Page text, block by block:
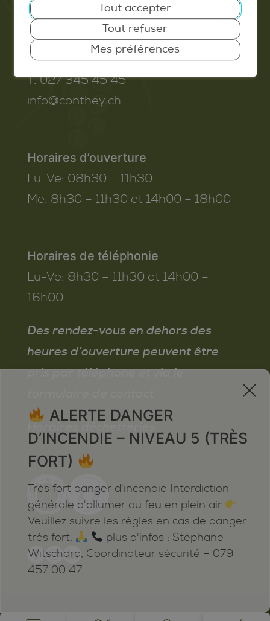
Commune de Conthey
Route de Savoie 54
1975 St-Séverin
T. 027 345 45 45
info@conthey.ch
Horaires d’ouverture
Lu-Ve: 08h30 – 11h30
Me: 8h30 – 11h30 et 14h00 – 18h00
Horaires de téléphonie
Lu-Ve: 8h30 – 11h30 et 14h00 –
16h00
Des rendez-vous en dehors des
heures d’ouverture peuvent être
pris par téléphone et via le
Horaires déchetteries
x
ALERTE DANGER
D’INCENDIE – NIVEAU 5 (TRÈS
FORT)
Très fort danger d'incendie Interdiction
générale d'allumer du feu en plein air
Veuillez suivre les règles en cas de danger
très fort.
plus d'infos : Stéphane
Witschard, Coordinateur sécurité – 079
457 00 47
Tout accepter
Tout refuser
Mes préférences